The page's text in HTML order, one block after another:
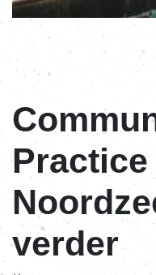
Practice
verder